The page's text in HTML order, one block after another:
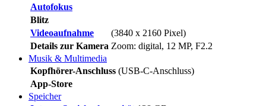
Autofokus
Blitz
Videoaufnahme
(3840 x 2160 Pixel)
Details zur Kamera Zoom: digital, 12 MP, F2.2
Musik & Multimedia
Kopfhörer-Anschluss (USB-C-Anschluss)
App-Store
Speicher